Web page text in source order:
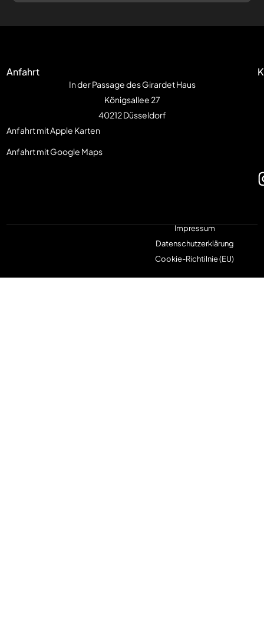
Anfahrt
In der Passage des Girardet Haus
Königsallee 27
40212 Düsseldorf
Anfahrt mit Apple Karten
Anfahrt mit Google Maps
Impressum
Datenschutzerklärung
Cookie-Richtilnie (EU)